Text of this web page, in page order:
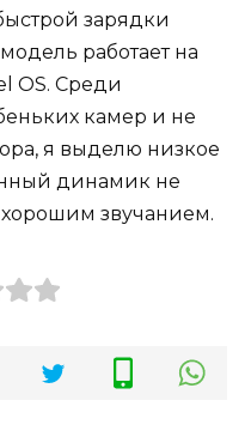
зарядки
работает на
OS. Среди
камер и не
я выделю низкое
динамик не
хорошим звучанием.